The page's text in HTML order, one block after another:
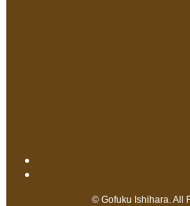
© Gofuku Ishihara. All